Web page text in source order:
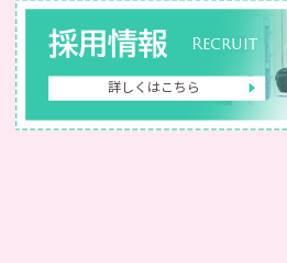
採用情報 Recruit
詳しくはこちら